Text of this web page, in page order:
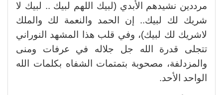
مرددين نشيدهم الأبدي (لبيك اللهم لبيك .. لبيك لا
شريك لك لبيك.. إن الحمد والنعمة لك والملك
لاشريك لك لبيك)، وفي قلب هذا المشهد النوراني
تتجلى قدرة الله جل جلاله في عرفات ومنى
والمزدلفة، مصحوبة بتمتمات الشفاه بكلمات الله
الواحد الأحد.